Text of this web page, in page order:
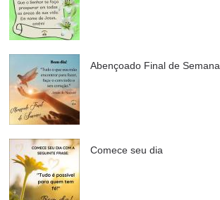
Abençoado Final de Semana
Comece seu dia